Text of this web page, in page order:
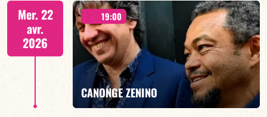
Duo Jazz - 19h00
EN SAVOIR PLUS
Mer. 22
avr.
2026
19:00
CANONGE ZENINO